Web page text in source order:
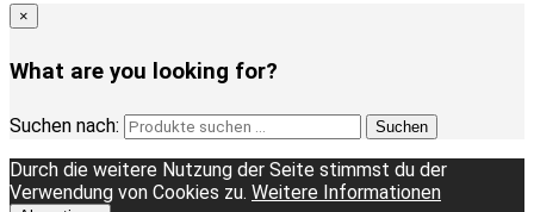
×
What are you looking for?
Suchen nach: Suchen
Durch die weitere Nutzung der Seite stimmst du der
Verwendung von Cookies zu. Weitere Informationen